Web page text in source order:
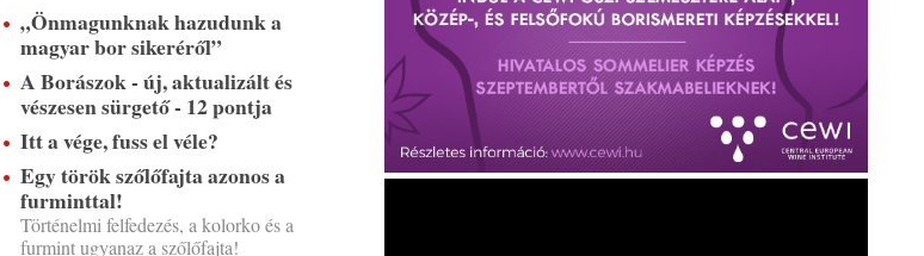
„Önmagunknak hazudunk a
magyar bor sikeréről”
A Borászok - új, aktualizált és
vészesen sürgető - 12 pontja
Itt a vége, fuss el véle?
Egy török szőlőfajta azonos a
furminttal!
Történelmi felfedezés, a kolorko és a
furmint ugyanaz a szőlőfajta!